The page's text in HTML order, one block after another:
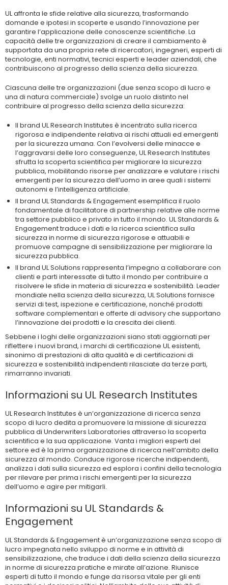
UL affronta le sfide relative alla sicurezza, trasformando
domande e ipotesi in scoperte e usando l’innovazione per
garantire l’applicazione delle conoscenze scientifiche. La
capacità delle tre organizzazioni di creare il cambiamento è
supportata da una propria rete di ricercatori, ingegneri, esperti di
tecnologie, enti normativi, tecnici esperti e leader aziendali, che
contribuiscono al progresso della scienza della sicurezza.
Ciascuna delle tre organizzazioni (due senza scopo di lucro e
una di natura commerciale) svolge un ruolo distinto nel
contribuire al progresso della scienza della sicurezza:
Il brand UL Research Institutes è incentrato sulla ricerca
rigorosa e indipendente relativa ai rischi attuali ed emergenti
per la sicurezza umana. Con l’evolversi delle minacce e
l’aggravarsi delle loro conseguenze, UL Research Institutes
sfrutta la scoperta scientifica per migliorare la sicurezza
pubblica, mobilitando risorse per analizzare e valutare i rischi
emergenti per la sicurezza dell’uomo in aree quali i sistemi
autonomi e l’intelligenza artificiale.
Il brand UL Standards & Engagement esemplifica il ruolo
fondamentale di facilitatore di partnership relative alle norme
tra settore pubblico e privato in tutto il mondo. UL Standards &
Engagement traduce i dati e la ricerca scientifica sulla
sicurezza in norme di sicurezza rigorose e attuabili e
promuove campagne di sensibilizzazione per migliorare la
sicurezza pubblica.
Il brand UL Solutions rappresenta l’impegno a collaborare con
clienti e parti interessate di tutto il mondo per contribuire a
risolvere le sfide in materia di sicurezza e sostenibilità. Leader
mondiale nella scienza della sicurezza, UL Solutions fornisce
servizi di test, ispezione e certificazione, nonché prodotti
software complementari e offerte di advisory che supportano
l’innovazione dei prodotti e la crescita dei clienti.
Sebbene i loghi delle organizzazioni siano stati aggiornati per
riflettere i nuovi brand, i marchi di certificazione UL esistenti,
sinonimo di prestazioni di alta qualità e di certificazioni di
sicurezza e sostenibilità indipendenti rilasciate da terze parti,
rimarranno invariati.
Informazioni su UL Research Institutes
UL Research Institutes è un’organizzazione di ricerca senza
scopo di lucro dedita a promuovere la missione di sicurezza
pubblica di Underwriters Laboratories attraverso la scoperta
scientifica e la sua applicazione. Vanta i migliori esperti del
settore ed è la prima organizzazione di ricerca nell’ambito della
sicurezza al mondo. Conduce rigorose ricerche indipendenti,
analizza i dati sulla sicurezza ed esplora i confini della tecnologia
per rilevare per prima i rischi emergenti per la sicurezza
dell’uomo e agire per mitigarli.
Informazioni su UL Standards &
Engagement
UL Standards & Engagement è un’organizzazione senza scopo di
lucro impegnata nello sviluppo di norme e in attività di
sensibilizzazione, che traduce i dati della scienza della sicurezza
in norme di sicurezza pratiche e mirate all’azione. Riunisce
esperti di tutto il mondo e funge da risorsa vitale per gli enti